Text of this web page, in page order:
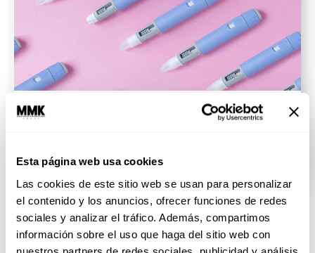
Esta página web usa cookies
Las cookies de este sitio web se usan para personalizar
el contenido y los anuncios, ofrecer funciones de redes
sociales y analizar el tráfico. Además, compartimos
información sobre el uso que haga del sitio web con
¿Se quieren meter Ozempic, Mounjaro o
Wegoby? Un bariatra responde sus dudas